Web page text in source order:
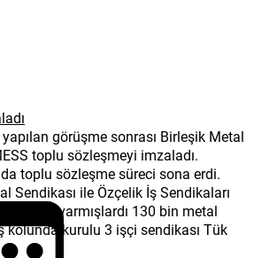
yapılan görüşme sonrası Birleşik Metal
toplu sözleşmeyi imzaladı.
toplu sözleşme süreci sona erdi.
Sendikası ile Özçelik İş Sendikaları
varmışlardı 130 bin metal
kolunda kurulu 3 işçi sendikası Tük